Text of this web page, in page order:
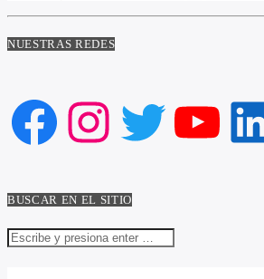
NUESTRAS REDES
Facebook
Instagram
Twitter
BUSCAR EN EL SITIO